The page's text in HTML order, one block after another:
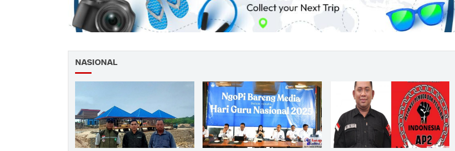
NASIONAL